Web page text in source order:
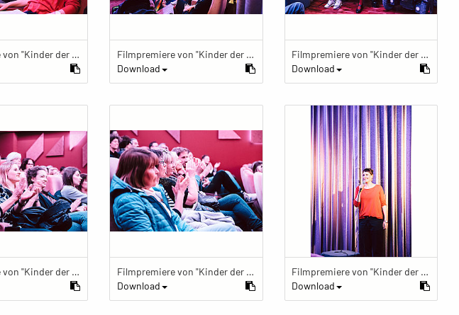
Filmpremiere von "Kinder der Utopie" Kinder der Utopie Premiere
Filmpremiere von "Kinder der Utopie" Kinder der Utopie Premiere
Download
Filmpremiere von "Kinder der Utopie" Kinder der Utopie Premiere
Download
Filmpremiere von "Kinder der Utopie" Kinder der Utopie Premiere
Filmpremiere von "Kinder der Utopie" Kinder der Utopie Premiere
Download
Filmpremiere von "Kinder der Utopie" Kinder der Utopie Premiere
Download